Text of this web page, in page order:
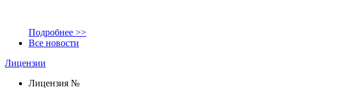
Подробнее >>
Все новости
Лицензии
Лицензия №